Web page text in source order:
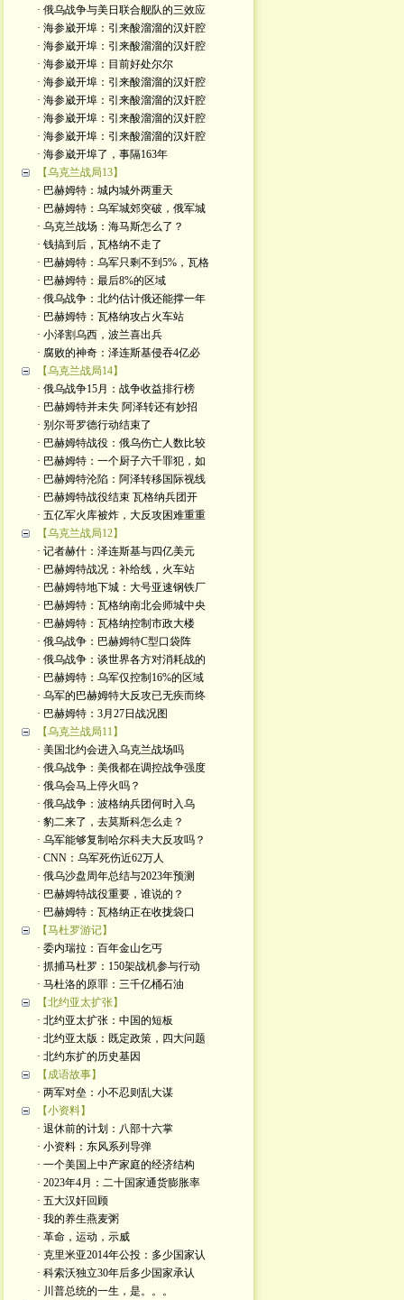
· 俄乌战争与美日联合舰队的三效应
· 海参崴开埠：引来酸溜溜的汉奸腔
· 海参崴开埠：引来酸溜溜的汉奸腔
· 海参崴开埠：目前好处尔尔
· 海参崴开埠：引来酸溜溜的汉奸腔
· 海参崴开埠：引来酸溜溜的汉奸腔
· 海参崴开埠：引来酸溜溜的汉奸腔
· 海参崴开埠：引来酸溜溜的汉奸腔
· 海参崴开埠了，事隔163年
【乌克兰战局13】
· 巴赫姆特：城内城外两重天
· 巴赫姆特：乌军城郊突破，俄军城
· 乌克兰战场：海马斯怎么了？
· 钱搞到后，瓦格纳不走了
· 巴赫姆特：乌军只剩不到5%，瓦格
· 巴赫姆特：最后8%的区域
· 俄乌战争：北约估计俄还能撑一年
· 巴赫姆特：瓦格纳攻占火车站
· 小泽割乌西，波兰喜出兵
· 腐败的神奇：泽连斯基侵吞4亿必
【乌克兰战局14】
· 俄乌战争15月：战争收益排行榜
· 巴赫姆特并未失 阿泽转还有妙招
· 别尔哥罗德行动结束了
· 巴赫姆特战役：俄乌伤亡人数比较
· 巴赫姆特：一个厨子六千罪犯，如
· 巴赫姆特沦陷：阿泽转移国际视线
· 巴赫姆特战役结束 瓦格纳兵团开
· 五亿军火库被炸，大反攻困难重重
【乌克兰战局12】
· 记者赫什：泽连斯基与四亿美元
· 巴赫姆特战况：补给线，火车站
· 巴赫姆特地下城：大号亚速钢铁厂
· 巴赫姆特：瓦格纳南北会师城中央
· 巴赫姆特：瓦格纳控制市政大楼
· 俄乌战争：巴赫姆特C型口袋阵
· 俄乌战争：谈世界各方对消耗战的
· 巴赫姆特：乌军仅控制16%的区域
· 乌军的巴赫姆特大反攻已无疾而终
· 巴赫姆特：3月27日战况图
【乌克兰战局11】
· 美国北约会进入乌克兰战场吗
· 俄乌战争：美俄都在调控战争强度
· 俄乌会马上停火吗？
· 俄乌战争：波格纳兵团何时入乌
· 豹二来了，去莫斯科怎么走？
· 乌军能够复制哈尔科夫大反攻吗？
· CNN：乌军死伤近62万人
· 俄乌沙盘周年总结与2023年预测
· 巴赫姆特战役重要，谁说的？
· 巴赫姆特：瓦格纳正在收拢袋口
【马杜罗游记】
· 委内瑞拉：百年金山乞丐
· 抓捕马杜罗：150架战机参与行动
· 马杜洛的原罪：三千亿桶石油
【北约亚太扩张】
· 北约亚太扩张：中国的短板
· 北约亚太版：既定政策，四大问题
· 北约东扩的历史基因
【成语故事】
· 两军对垒：小不忍则乱大谋
【小资料】
· 退休前的计划：八部十六掌
· 小资料：东风系列导弹
· 一个美国上中产家庭的经济结构
· 2023年4月：二十国家通货膨胀率
· 五大汉奸回顾
· 我的养生燕麦粥
· 革命，运动，示威
· 克里米亚2014年公投：多少国家认
· 科索沃独立30年后多少国家承认
· 川普总统的一生，是。。。